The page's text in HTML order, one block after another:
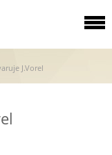
J.Vorel